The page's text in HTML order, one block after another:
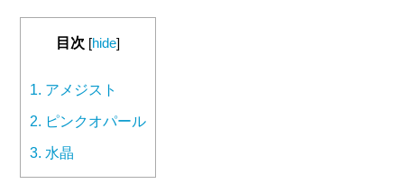
目次 [hide]
1.
アメジスト
2.
ピンクオパール
3. 水晶